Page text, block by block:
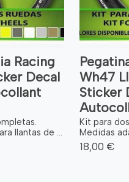
Racing
Decal
llantas de ...
Wh47
Sticker
Kit para
Medidas
18,00 €